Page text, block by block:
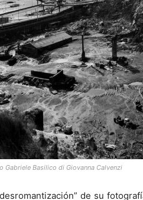
Gabriele Basilico di Giovanna Calvenzi
de su